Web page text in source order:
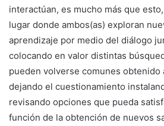
interactúan, es mucho más que
lugar donde ambos(as) exploran
aprendizaje por medio del diálogo
colocando en valor distintas
pueden volverse comunes obtenido
dejando el cuestionamiento
revisando opciones que pueda
función de la obtención de nuevos